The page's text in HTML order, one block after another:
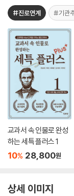
#진로연계 #기관
교과서 속 인물로 완성
하는 세특 플러스 1
10% 28,800원
상세 이미지